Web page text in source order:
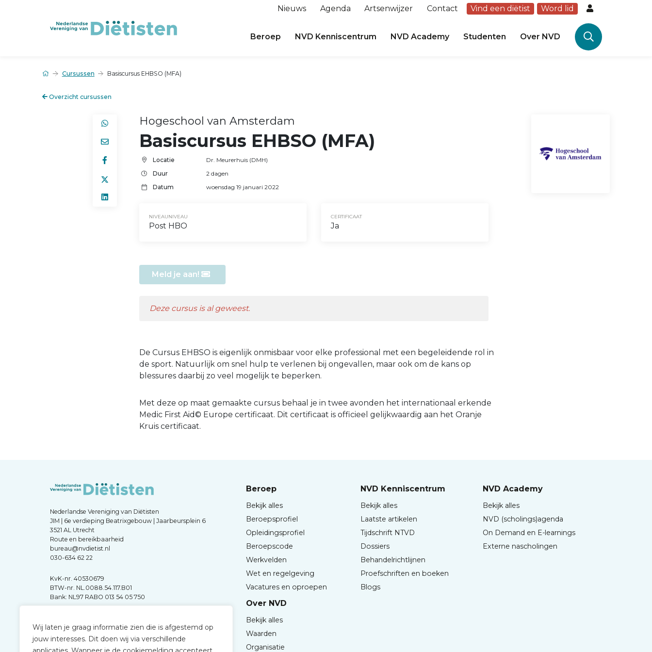
Wij laten je graag informatie zien die is afgestemd op
jouw interesses. Dit doen wij via verschillende
Nieuws Agenda Artsenwijzer Contact Vind een diëtist Word lid
Beroep NVD Kenniscentrum NVD Academy Studenten Over NVD
Cursussen Basiscursus EHBSO (MFA)
Overzicht cursussen
Hogeschool van Amsterdam
Basiscursus EHBSO (MFA)
Locatie
Dr. Meurerhuis (DMH)
Duur
2 dagen
Datum
woensdag 19 januari 2022
NIVEAUNIVEAU
Post HBO
CERTIFICAAT
Ja
Meld je aan!
Deze cursus is al geweest.
De Cursus EHBSO is eigenlijk onmisbaar voor elke professional met een begeleidende rol in
de sport. Natuurlijk om snel hulp te verlenen bij ongevallen, maar ook om de kans op
blessures daarbij zo veel mogelijk te beperken.
Met deze op maat gemaakte cursus behaal je in twee avonden het internationaal erkende
Medic First Aid© Europe certificaat. Dit certificaat is officieel gelijkwaardig aan het Oranje
Kruis certificaat.
Nederlandse Vereniging van Diëtisten
JIM | 6e verdieping Beatrixgebouw | Jaarbeursplein 6
3521 AL Utrecht
Route en bereikbaarheid
bureau@nvdietist.nl
030-634 62 22
KvK-nr. 40530679
BTW-nr. NL.0088.54.117.B01
Bank: NL97 RABO 013 54 05 750
Beroep
Bekijk alles
Beroepsprofiel
Opleidingsprofiel
Beroepscode
Werkvelden
Wet en regelgeving
Vacatures en oproepen
NVD Kenniscentrum
Bekijk alles
Laatste artikelen
Tijdschrift NTVD
Dossiers
Behandelrichtlijnen
Proefschriften en boeken
Blogs
NVD Academy
Bekijk alles
NVD (scholings)agenda
On Demand en E-learnings
Externe nascholingen
Over NVD
Bekijk alles
Waarden
Organisatie